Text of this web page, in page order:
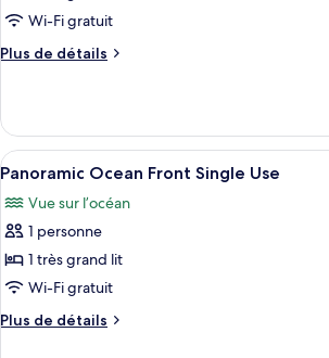
ce
type
de
Presidential
Suite
Ocean
Front
Wi-Fi gratuit
Plus de détails
Plus
Presidential
Suite
Ocean
Afficher
toutes
les
photos
pour
ce
type
de
Une
5
Panoramic Ocean Front Single Use
Vue sur l’océan
1 personne
1 très grand lit
Wi-Fi gratuit
Plus de détails
Plus